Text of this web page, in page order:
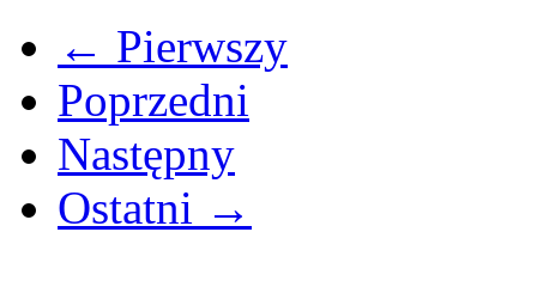
← Pierwszy
Poprzedni
Następny
Ostatni →